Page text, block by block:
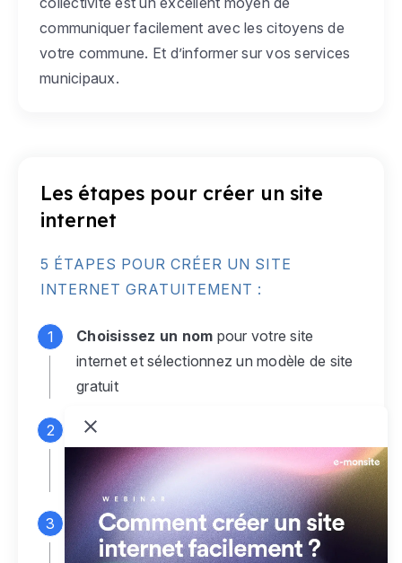
communiquer facilement avec les citoyens de
votre commune. Et d’informer sur vos services
municipaux.
Les étapes pour créer un site
internet
5 ÉTAPES POUR CRÉER UN SITE
INTERNET GRATUITEMENT :
Choisissez un nom pour votre site
internet et sélectionnez un modèle de site
gratuit
Connectez-vous
monsite gratuit pour accéder à votre
espace d'administration
Personnalisez entièrement le
designpour créer un site web sur-mesure,